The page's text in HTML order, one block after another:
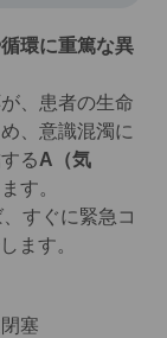
環に重篤な異
、患者の生命
、意識混濁に
るA（気
す。
すぐに緊急コ
ます。
塞